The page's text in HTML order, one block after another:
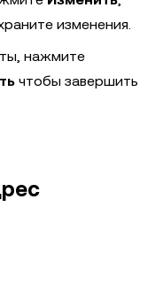
изменения.
нажмите
чтобы завершить